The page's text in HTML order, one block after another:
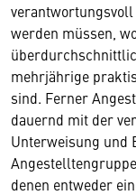
werden müssen,
mehrjährige
sind. Ferner
dauernd mit der
Unterweisung und
denen entweder